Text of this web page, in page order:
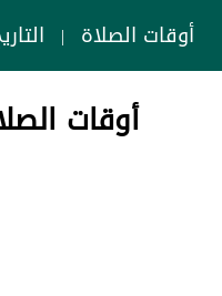
أوقات الصلاة |
أوقات